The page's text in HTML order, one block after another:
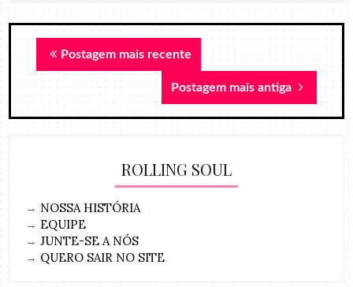
Postagem mais recente
Postagem mais antiga
ROLLING SOUL
→ NOSSA HISTÓRIA
→ EQUIPE
→JUNTE-SE A NÓS
→ QUERO SAIR NO SITE